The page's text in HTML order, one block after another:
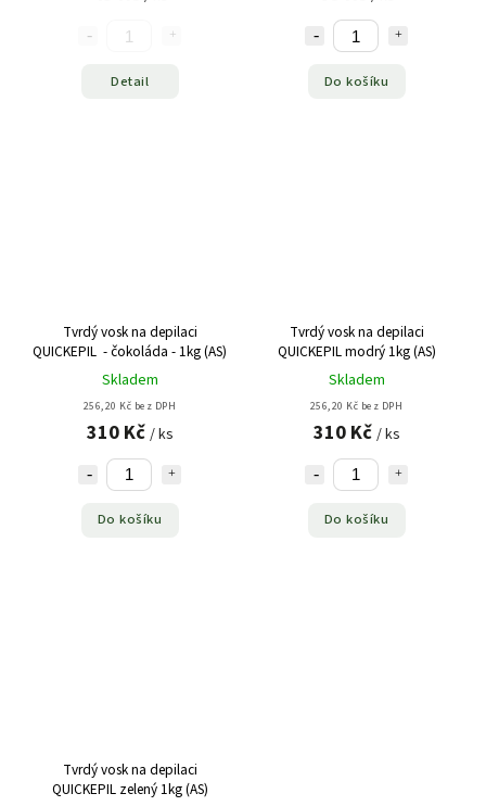
Detail Do košíku
Tvrdý vosk na depilaci
QUICKEPIL - čokoláda - 1kg (AS)
Skladem
256,20 Kč bez DPH
310 Kč / ks
Do košíku
Tvrdý vosk na depilaci
QUICKEPIL modrý 1kg (AS)
Skladem
256,20 Kč bez DPH
310 Kč / ks
Do košíku
Tvrdý vosk na depilaci
QUICKEPIL zelený 1kg (AS)